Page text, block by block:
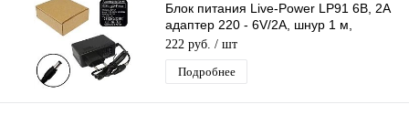
Блок питания Live-Power LP91 6В, 2A
адаптер 220 - 6V/2A, шнур 1 м,
штекер 5,5*2,5 мм
222 руб. / шт
Подробнее